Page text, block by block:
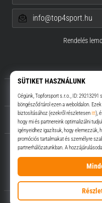
Rólunk
Ügyfélszolgálat
info@top4sport.hu
Rendelés